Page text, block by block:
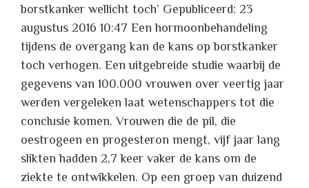
borstkanker wellicht toch’ Gepubliceerd: 23
augustus 2016 10:47 Een hormoonbehandeling
tijdens de overgang kan de kans op borstkanker
toch verhogen. Een uitgebreide studie waarbij de
gegevens van 100.000 vrouwen over veertig jaar
werden vergeleken laat wetenschappers tot die
conclusie komen. Vrouwen die de pil, die
oestrogeen en progesteron mengt, vijf jaar lang
slikten hadden 2,7 keer vaker de kans om de
ziekte te ontwikkelen. Op een groep van duizend